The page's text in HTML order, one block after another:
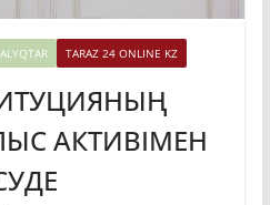
TARAZ 24 ONLINE KZ
АКТИВІМЕН